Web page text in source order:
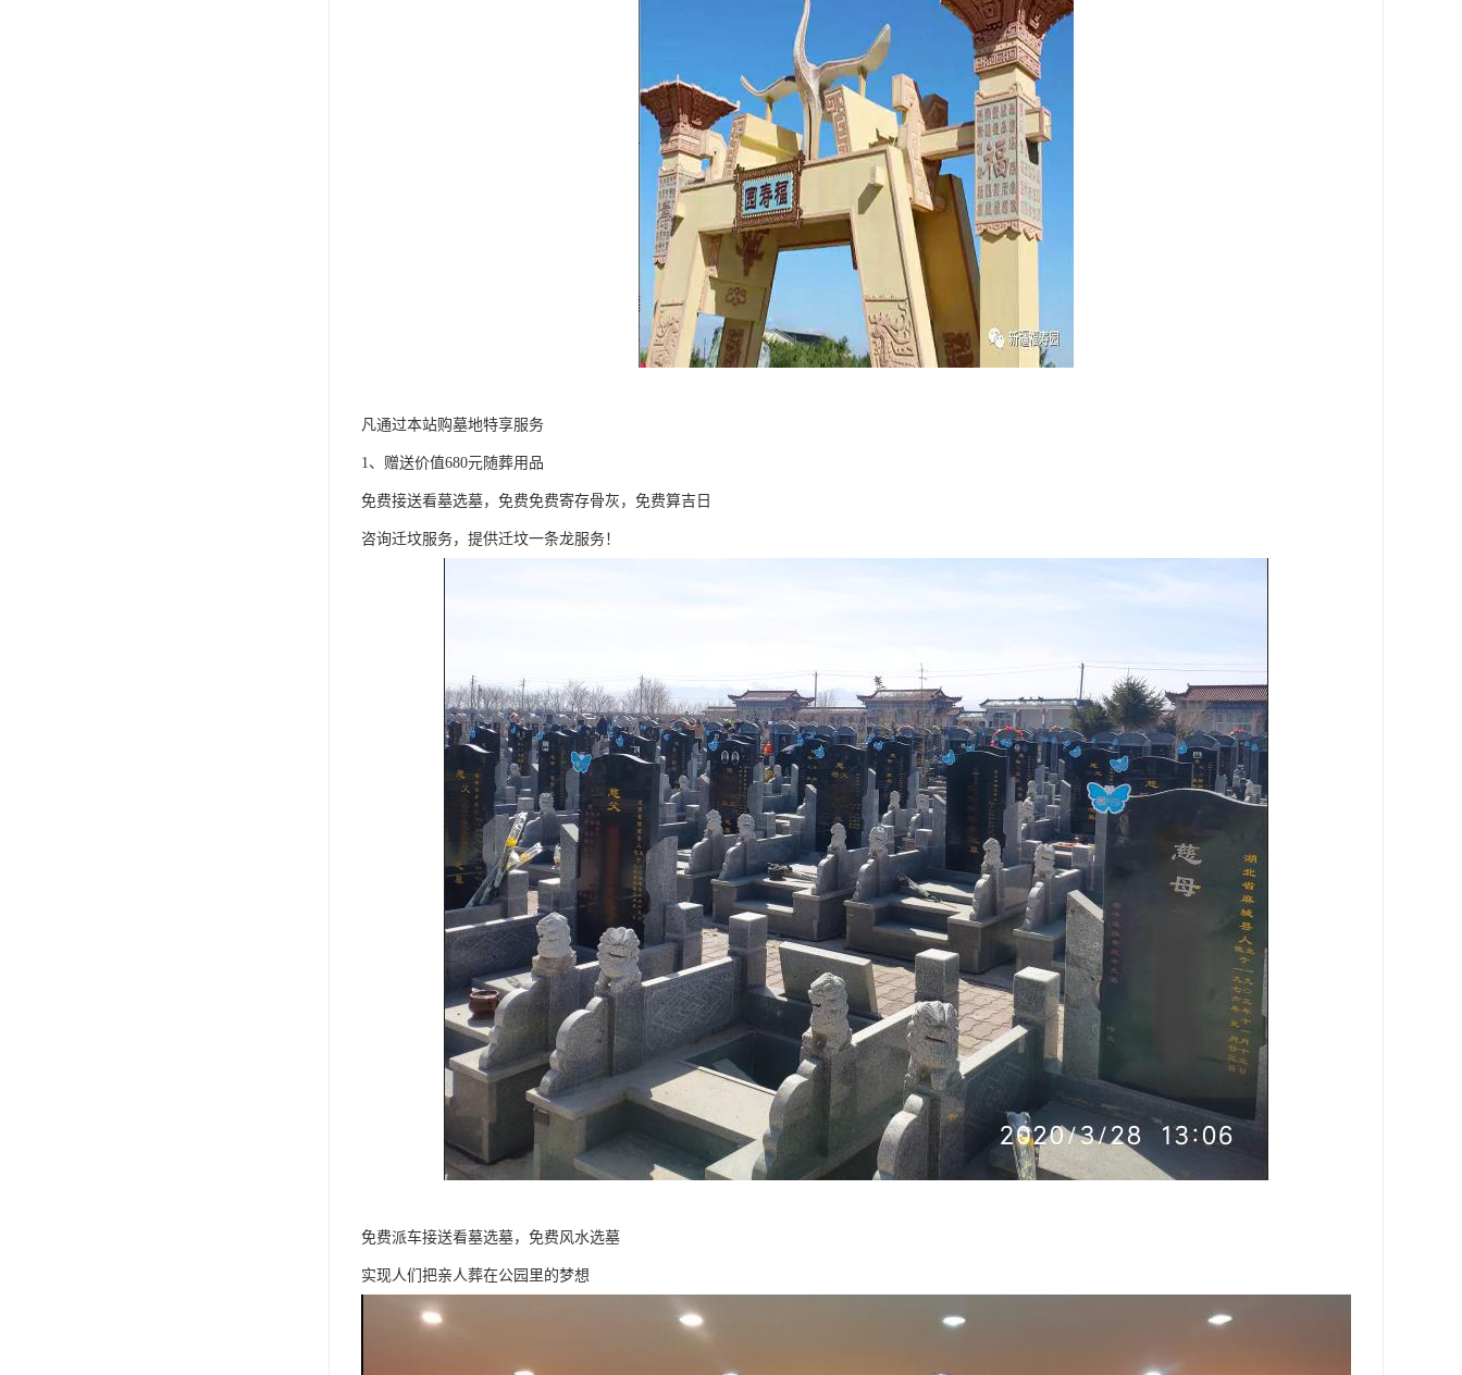
凡通过本站购墓地特享服务
1、赠送价值680元随葬用品
免费接送看墓选墓，免费免费寄存骨灰，免费算吉日
咨询迁坟服务，提供迁坟一条龙服务！
免费派车接送看墓选墓，免费风水选墓
实现人们把亲人葬在公园里的梦想